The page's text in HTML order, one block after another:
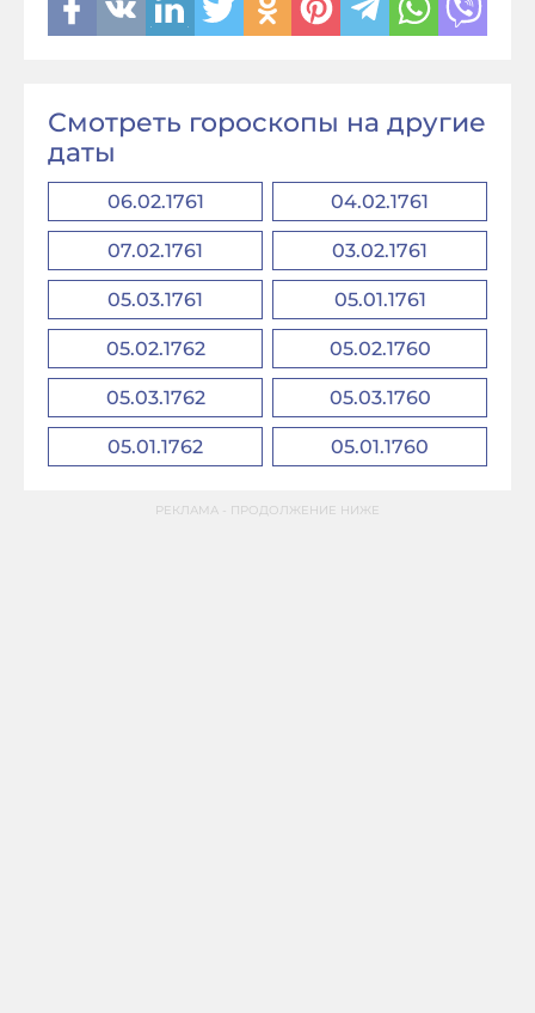
Смотреть гороскопы на другие
даты
06.02.1761 04.02.1761
07.02.1761 03.02.1761
05.03.1761 05.01.1761
05.02.1762 05.02.1760
05.03.1762 05.03.1760
05.01.1762 05.01.1760
РЕКЛАМА - ПРОДОЛЖЕНИЕ НИЖЕ